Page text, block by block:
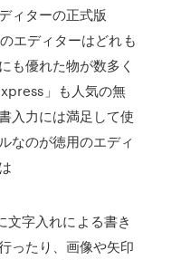
ィターの正式版
エディターはどれも
も優れた物が数多く
」も人気の無
入力には満足して使
なのが徳用のエディ
字入れによる書き
ったり、画像や矢印